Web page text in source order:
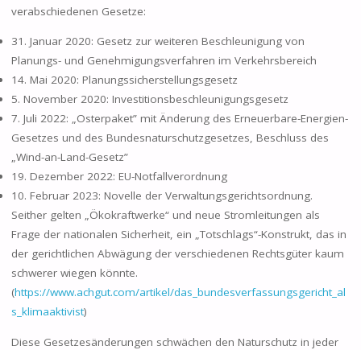
verabschiedenen Gesetze:
31. Januar 2020: Gesetz zur weiteren Beschleunigung von
Planungs- und Genehmigungsverfahren im Verkehrsbereich
14. Mai 2020: Planungssicherstellungsgesetz
5. November 2020: Investitionsbeschleunigungsgesetz
7. Juli 2022: „Osterpaket” mit Änderung des Erneuerbare-Energien-
Gesetzes und des Bundesnaturschutzgesetzes, Beschluss des
„Wind-an-Land-Gesetz”
19. Dezember 2022: EU-Notfallverordnung
10. Februar 2023: Novelle der Verwaltungsgerichtsordnung.
Seither gelten „Ökokraftwerke“ und neue Stromleitungen als
Frage der nationalen Sicherheit, ein „Totschlags“-Konstrukt, das in
der gerichtlichen Abwägung der verschiedenen Rechtsgüter kaum
schwerer wiegen könnte.
(https://www.achgut.com/artikel/das_bundesverfassungsgericht_al
s_klimaaktivist)
Diese Gesetzesänderungen schwächen den Naturschutz in jeder